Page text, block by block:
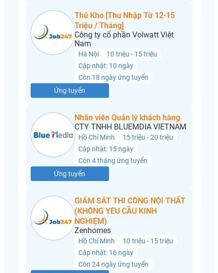
Thủ Kho [Thu Nhập Từ 12-15
Triệu / Tháng]
Công ty cổ phần Volwatt Việt
Nam
Hà Nội
10 triệu - 15 triệu
Cập nhật: 10 ngày
Còn 18 ngày ứng tuyển
Ứng tuyển
Nhân viên Quản lý khách hàng
CTY TNHH BLUEMDIA VIETNAM
Hồ Chí Minh
15 triệu - 20 triệu
Cập nhật: 15 ngày
Còn 4 tháng ứng tuyển
Ứng tuyển
GIÁM SÁT THI CÔNG NỘI THẤT
(KHÔNG YÊU CẦU KINH
NGHIỆM)
Zenhomes
Hồ Chí Minh
10 triệu - 15 triệu
Cập nhật: 16 ngày
Còn 24 ngày ứng tuyển